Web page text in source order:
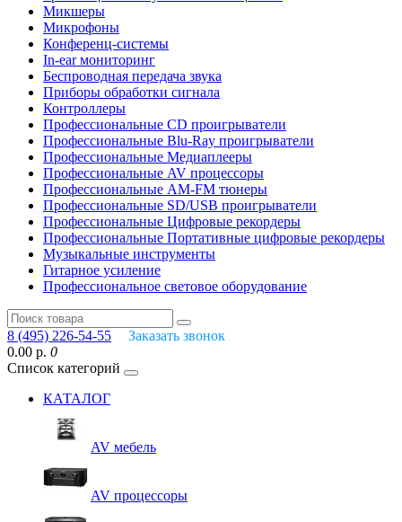
Микшеры
Микрофоны
Конференц-системы
In-ear мониторинг
Беспроводная передача звука
Приборы обработки сигнала
Контроллеры
Профессиональные СD проигрыватели
Профессиональные Blu-Ray проигрыватели
Профессиональные Медиаплееры
Профессиональные AV процессоры
Профессиональные AM-FM тюнеры
Профессиональные SD/USB проигрыватели
Профессиональные Цифровые рекордеры
Профессиональные Портативные цифровые рекордеры
Музыкальные инструменты
Гитарное усиление
Профессиональное световое оборудование
8 (495) 226-54-55
Заказать звонок
0.00 р. 0
Список категорий
КАТАЛОГ
AV мебель
AV процессоры